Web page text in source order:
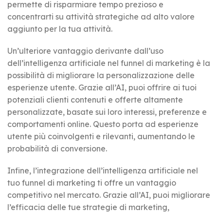
permette di risparmiare tempo prezioso e
concentrarti su attività strategiche ad alto valore
aggiunto per la tua attività.
Un’ulteriore vantaggio derivante dall’uso
dell’intelligenza artificiale nel funnel di marketing è la
possibilità di migliorare la personalizzazione delle
esperienze utente. Grazie all’AI, puoi offrire ai tuoi
potenziali clienti contenuti e offerte altamente
personalizzate, basate sui loro interessi, preferenze e
comportamenti online. Questo porta ad esperienze
utente più coinvolgenti e rilevanti, aumentando le
probabilità di conversione.
Infine, l’integrazione dell’intelligenza artificiale nel
tuo funnel di marketing ti offre un vantaggio
competitivo nel mercato. Grazie all’AI, puoi migliorare
l’efficacia delle tue strategie di marketing,